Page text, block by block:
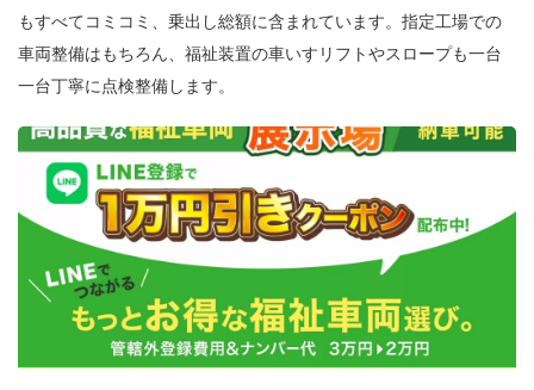
もすべてコミコミ、乗出し総額に含まれています。指定工場での
車両整備はもちろん、福祉装置の車いすリフトやスロープも一台
一台丁寧に点検整備します。